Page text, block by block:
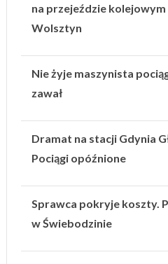
na przejeździe kolejowym
Wolsztyn
Nie żyje maszynista
zawał
Dramat na stacji Gdynia
Pociągi opóźnione
Sprawca pokryje koszty.
w Świebodzinie